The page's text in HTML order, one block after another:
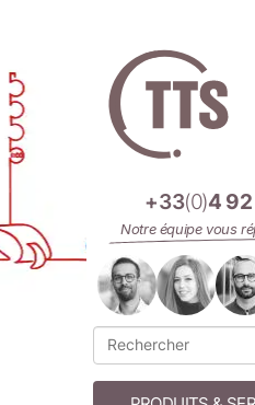
+33(0)4
Notre équipe vous